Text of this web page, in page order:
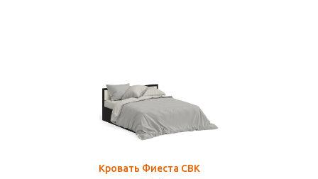
Кровать Фиеста СВК